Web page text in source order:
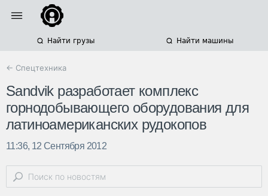
Найти грузы Найти машины
← Спецтехника
Sandvik разработает комплекс
горнодобывающего оборудования для
латиноамериканских рудокопов
11:36, 12 Сентября 2012